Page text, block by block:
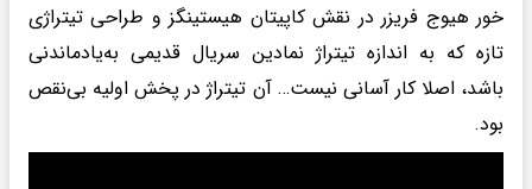
خور هیوج فریزر در نقش کاپیتان هیستینگز و طراحی تیتراژی
تازه که به اندازه تیتراژ نمادین سریال قدیمی به‌یادماندنی
باشد، اصلا کار آسانی نیست… آن تیتراژ در پخش اولیه بی‌نقص
بود.